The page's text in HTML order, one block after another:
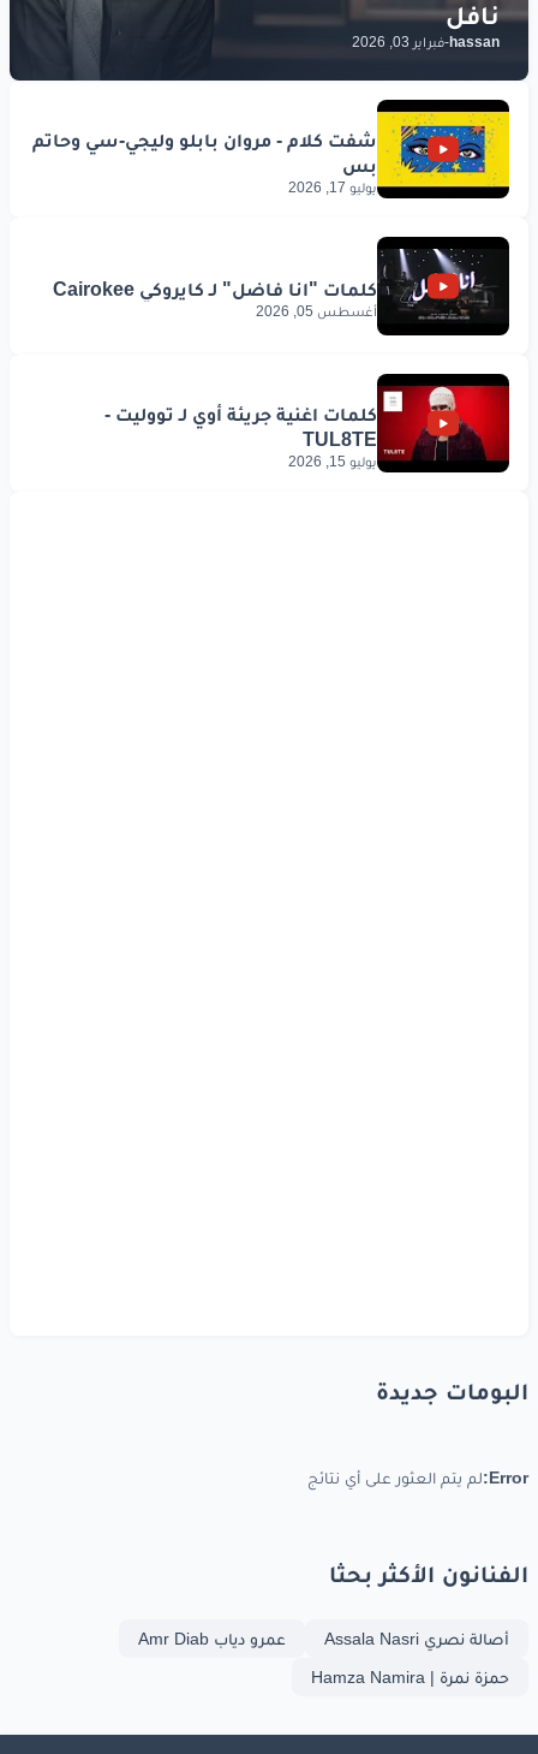
hassan
-فبراير 03, 2026
يوليو 17, 2026
أغسطس 05, 2026
يوليو 15, 2026
البومات جديدة
Error: لم يتم العثور على أي نتائج
الفنانون الأكثر بحثا
أصالة نصري Assala Nasri
عمرو دياب Amr Diab
حمزة نمرة | Hamza Namira